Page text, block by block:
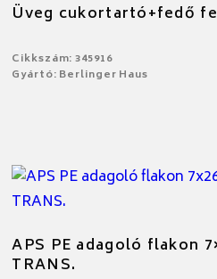
Üveg cukortartó+fedő
Cikkszám: 345916
Gyártó: Berlinger Haus
APS PE adagoló flakon
TRANS.